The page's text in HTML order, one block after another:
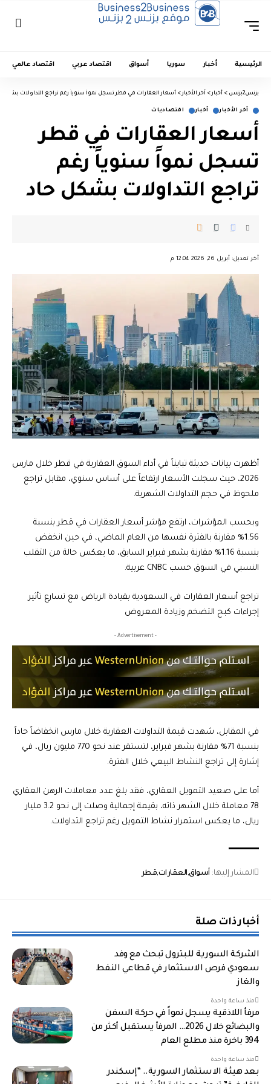
الرئيسية أخبار سوريا أسواق اقتصاد عربي اقتصاد عالمي
بزنس2بزنس > أخبار > آخر الأخبار > أسعار العقارات في قطر تسجل نمواً سنوياً رغم تراجع التداولات بشكل
آخر الأخبار أخبار اقتصاديات
أسعار العقارات في قطر
تسجل نمواً سنوياً رغم
تراجع التداولات بشكل حاد
آخر تعديل: أبريل 26, 2026 12:04 م
أظهرت بيانات حديثة تبايناً في أداء السوق العقارية في قطر خلال مارس
2026، حيث سجلت الأسعار ارتفاعاً على أساس سنوي، مقابل تراجع
ملحوظ في حجم التداولات الشهرية.
وبحسب المؤشرات، ارتفع مؤشر أسعار العقارات في قطر بنسبة
1.56% مقارنة بالفترة نفسها من العام الماضي، في حين انخفض
بنسبة 1.16% مقارنة بشهر فبراير السابق، ما يعكس حالة من التقلب
النسبي في السوق حسب CNBC عربية.
تراجع أسعار العقارات في السعودية بقيادة الرياض مع تسارع تأثير
إجراءات كبح التضخم وزيادة المعروض
- Advertisement -
في المقابل، شهدت قيمة التداولات العقارية خلال مارس انخفاضاً حاداً
بنسبة 71% مقارنة بشهر فبراير، لتستقر عند نحو 770 مليون ريال، في
إشارة إلى تراجع النشاط البيعي خلال الفترة.
أما على صعيد التمويل العقاري، فقد بلغ عدد معاملات الرهن العقاري
78 معاملة خلال الشهر ذاته، بقيمة إجمالية وصلت إلى نحو 3.2 مليار
ريال، ما يعكس استمرار نشاط التمويل رغم تراجع التداولات.
المشار إليها: أسواق العقاراتقطر
أخبار ذات صلة
الشركة السورية للبترول تبحث مع وفد
سعودي فرص الاستثمار في قطاعي النفط
والغاز
منذ ساعة واحدة
مرفأ اللاذقية يسجل نمواً في حركة السفن
والبضائع خلال 2026… المرفأ يستقبل أكثر من
394 باخرة منذ مطلع العام
منذ ساعة واحدة
بعد هيئة الاستثمار السورية.. “إسكندر